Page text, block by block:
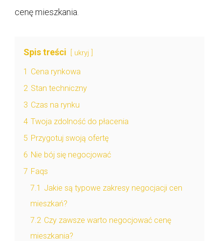
cenę mieszkania.
Spis treści ukryj
1 Cena rynkowa
2 Stan techniczny
3 Czas na rynku
4 Twoja zdolność do płacenia
5 Przygotuj swoją ofertę
6 Nie bój się negocjować
7 Faqs
7.1 Jakie są typowe zakresy negocjacji cen
mieszkań?
7.2 Czy zawsze warto negocjować cenę
mieszkania?